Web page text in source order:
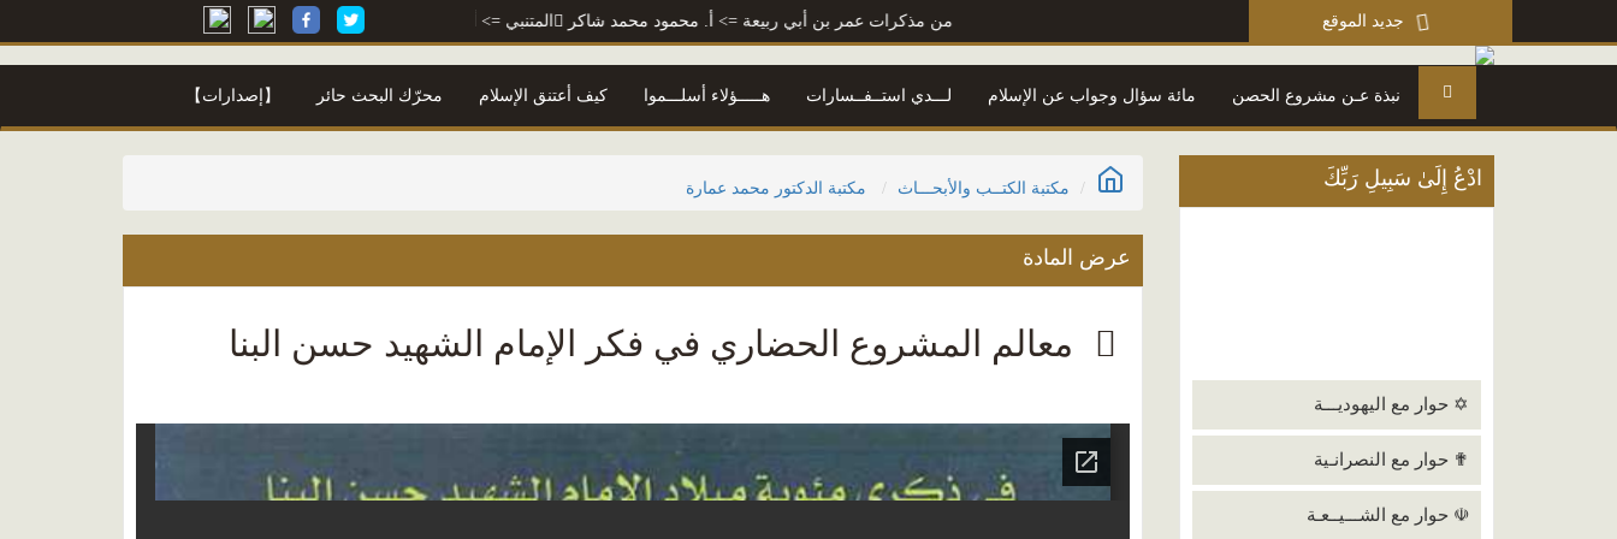
جديد الموقع معجم محمود محمد شاكر المتنبي=> أ. محمود محمد شاكر من مذكرات عمر بن أبي ربيعة=> أ. محمود محمد شاكر
نبذة عـن مشروع الحصن مائة سؤال وجواب عن الإسلام لـــدي استــفــسارات هـــــؤلاء أسلـــموا كيف أعتنق الإسلام محرّك البحث حائر 【إصدارات】
ادْعُ إِلَىٰ سَبِيلِ رَبِّكَ
✡ حوار مع اليهوديـــة
✟ حوار مع النصرانـية
☫ حوار مع الشـــيــعـة
مكتبة الكتــب والأبحـــاث مكتبة الدكتور محمد عمارة
عرض المادة
معالم المشروع الحضاري في فكر الإمام الشهيد حسن البنا